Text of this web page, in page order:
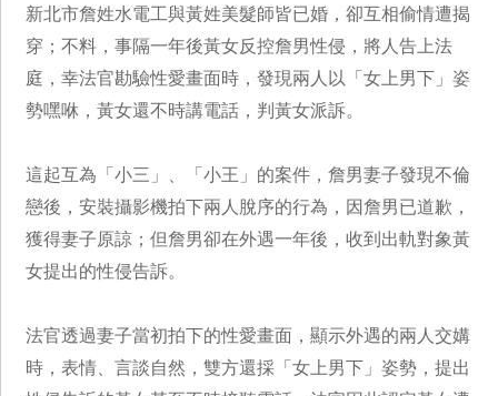
新北市詹姓水電工與黃姓美髮師皆已婚，卻互相偷情遭揭
穿；不料，事隔一年後黃女反控詹男性侵，將人告上法
庭，幸法官勘驗性愛畫面時，發現兩人以「女上男下」姿
勢嘿咻，黃女還不時講電話，判黃女派訴。
這起互為「小三」、「小王」的案件，詹男妻子發現不倫
戀後，安裝攝影機拍下兩人脫序的行為，因詹男已道歉，
獲得妻子原諒；但詹男卻在外遇一年後，收到出軌對象黃
女提出的性侵告訴。
法官透過妻子當初拍下的性愛畫面，顯示外遇的兩人交媾
時，表情、言談自然，雙方還採「女上男下」姿勢，提出